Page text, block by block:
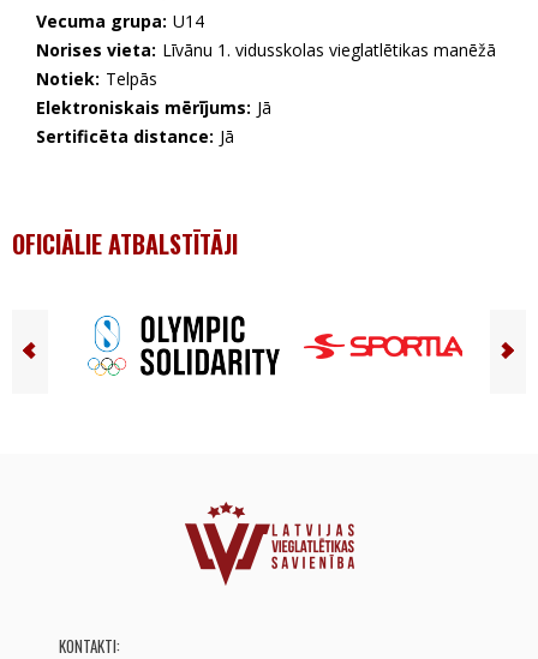
Vecuma grupa: U14
Norises vieta: Līvānu 1. vidusskolas vieglatlētikas manēžā
Notiek: Telpās
Elektroniskais mērījums: Jā
Sertificēta distance: Jā
OFICIĀLIE ATBALSTĪTĀJI
KONTAKTI: